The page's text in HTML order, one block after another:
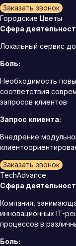
Заказать звонок
Городские Цветы
Сфера
Локальный сервис
Боль:
Необходимость
соответствия
запросов клиентов
Запрос клиента:
Внедрение
Заказать звонок
TechAdvance
Сфера
Компания,
инновационных IT-
процессов в
Боль: